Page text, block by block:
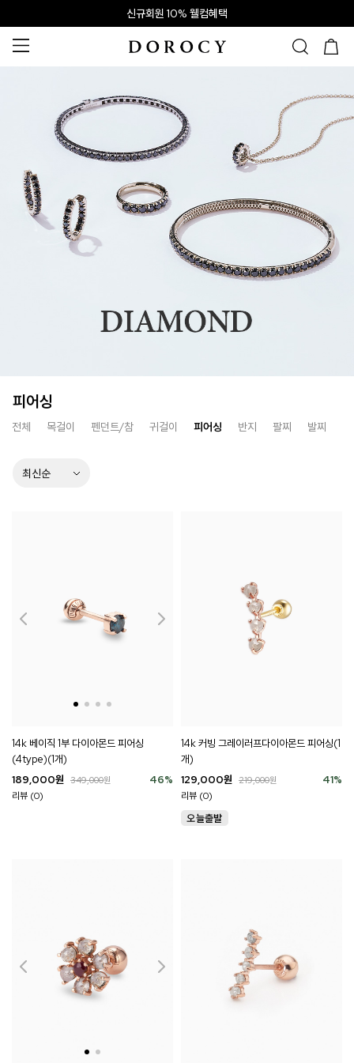
신규회원 10% 웰컴혜택
피어싱
전체 목걸이 펜던트/참 귀걸이 피어싱 반지 팔찌 발찌
14k 베이직 1부 다이아몬드 피어싱
(4type)(1개)
46%
189,000원 349,000원
리뷰 (0)
14k 커빙 그레이러프다이아몬드 피어싱(1
개)
41%
129,000원 219,000원
리뷰 (0)